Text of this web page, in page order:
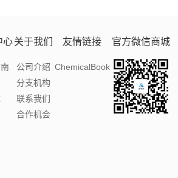
心关于我们
公司介绍
分支机构
联系我们
合作机会
友情链接
ChemicalBook
官方微信商城